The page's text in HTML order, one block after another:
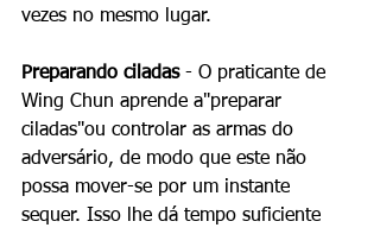
vezes no mesmo lugar.
Preparando ciladas - O praticante de
Wing Chun aprende a"preparar
ciladas"ou controlar as armas do
adversário, de modo que este não
possa mover-se por um instante
sequer. Isso lhe dá tempo suficiente